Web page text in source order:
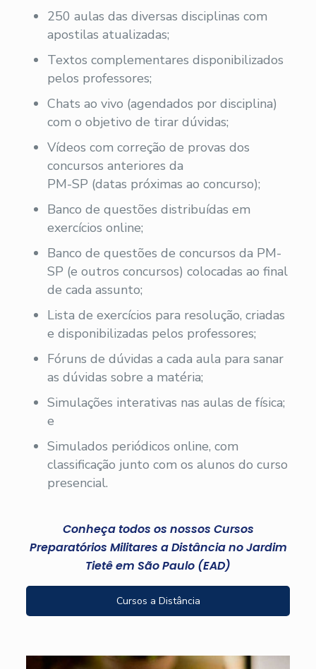
250 aulas das diversas disciplinas com
apostilas atualizadas;
Textos complementares disponibilizados
pelos professores;
Chats ao vivo (agendados por disciplina)
com o objetivo de tirar dúvidas;
Vídeos com correção de provas dos
concursos anteriores da
PM-SP (datas próximas ao concurso);
Banco de questões distribuídas em
exercícios online;
Banco de questões de concursos da PM-
SP (e outros concursos) colocadas ao final
de cada assunto;
Lista de exercícios para resolução, criadas
e disponibilizadas pelos professores;
Fóruns de dúvidas a cada aula para sanar
as dúvidas sobre a matéria;
Simulações interativas nas aulas de física;
e
Simulados periódicos online, com
classificação junto com os alunos do curso
presencial.
Conheça todos os nossos Cursos
Preparatórios Militares a Distância no Jardim
Tietê em São Paulo (EAD)
Cursos a Distância